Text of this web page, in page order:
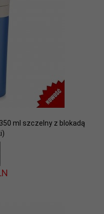
ml szczelny z blokadą